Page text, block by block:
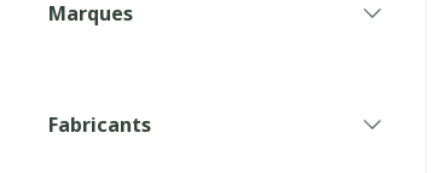
Marques
Fabricants